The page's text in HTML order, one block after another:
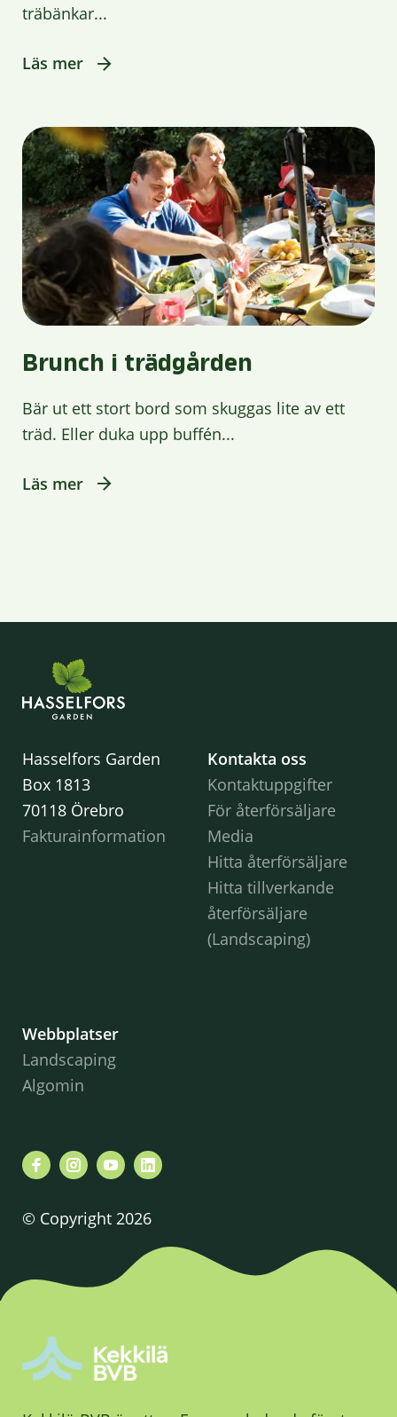
träbänkar...
Läs mer
Brunch i trädgården
Bär ut ett stort bord som skuggas lite av ett
träd. Eller duka upp buffén...
Läs mer
Hasselfors Garden
Box 1813
70118 Örebro
Fakturainformation
Kontakta oss
Kontaktuppgifter
För återförsäljare
Media
Hitta återförsäljare
Hitta tillverkande
återförsäljare
(Landscaping)
Webbplatser
Landscaping
Algomin
© Copyright 2026